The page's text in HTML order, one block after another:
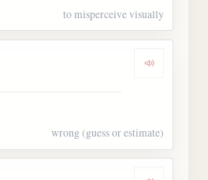
to misperceive visually
wrong (guess or estimate)